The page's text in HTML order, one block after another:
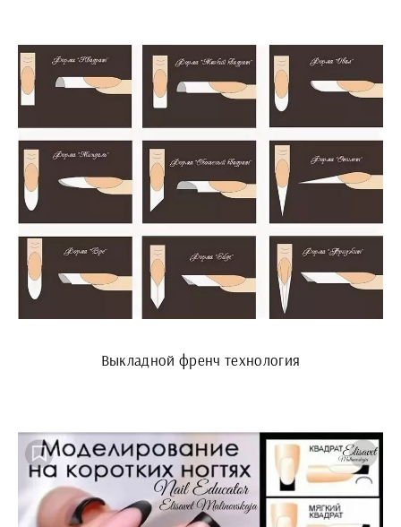
Выкладной френч технология